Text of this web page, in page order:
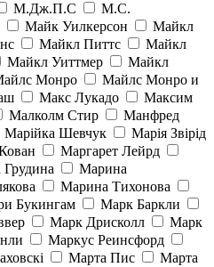
М.Дж.П.С
М.С.
Майк Уилкерсон
Майкл
Майкл Питтс
Майкл
Майкл Уиттмер
Майкл
Монро
Майлс Монро и
Макс Лукадо
Максим
Малколм Стир
Манфред
Марійка Шевчук
Марія Звірід
Маргарет Лейрд
Марина
Марина Тихонова
Букингам
Марк Баркли
Марк Дрисколл
Марк
Маркус Реинсфорд
Марта Пис
Марта